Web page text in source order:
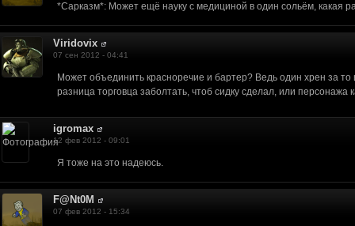
стоит рассказывать...
он увидит свет.
требует к себе очень много внимания, но поверь узнав о вашем проекте я
подросли и им не до этого, а для любителей 3 и 4 части это не
сделать.
*Сарказм*: Может ещё науку с медициной в один сольём, какая
Viridovix
07 сен 2012 - 04:41
Может объединить красноречие и бартер? Ведь один хрен за
разница торговца заболтать, чтоб сидку сделал, или персонажа
igromax
12 фев 2012 - 09:01
Я тоже на это надеюсь.
F@Nt0M
07 фев 2012 - 15:34